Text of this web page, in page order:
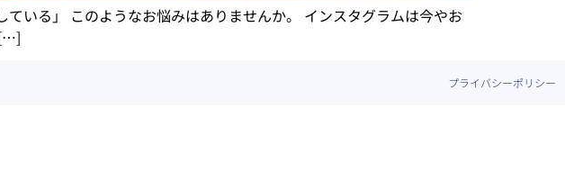
いる」 このようなお悩みはありませんか。 インスタグラムは今やお
プライバシーポリシー